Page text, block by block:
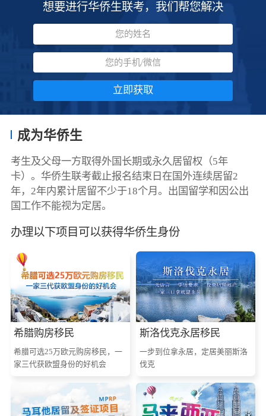
想要进行华侨生联考，我们帮您解决
立即获取
成为华侨生
考生及父母一方取得外国长期或永久居留权（5年
卡）。华侨生联考截止报名结束日在国外连续居留2
年，2年内累计居留不少于18个月。出国留学和因公出
国工作不能视为定居。
办理以下项目可以获得华侨生身份
希腊购房移民
希腊可选25万欧元购房移民，一
家三代获欧盟身份的好机会
斯洛伐克永居移民
一步到位拿永居，定居美丽斯洛
伐克